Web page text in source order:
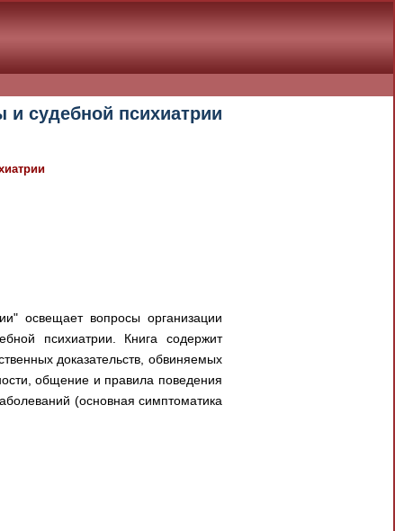
судебной психиатрии
освещает вопросы организации
психиатрии. Книга содержит
доказательств, обвиняемых
общение и правила поведения
(основная симптоматика